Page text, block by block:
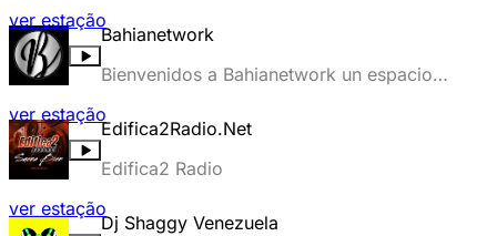
Bahianetwork
Bienvenidos a Bahianetwork un espacio
experiencia auditiva de calidad y con
clase.
ver estação
Edifica2Radio.Net
Edifica2 Radio
ver estação
Dj Shaggy Venezuela
ver estação